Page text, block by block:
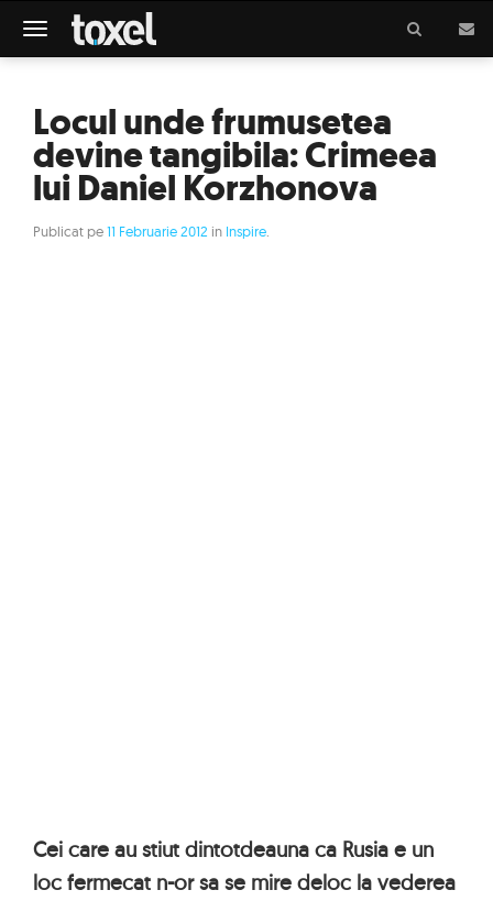
Meniu
Locul unde frumusetea
devine tangibila: Crimeea
lui Daniel Korzhonova
Publicat pe11 Februarie 2012 in Inspire
Cei care au stiut dintotdeauna ca Rusia e un
loc fermecat n-or sa se mire deloc la vederea